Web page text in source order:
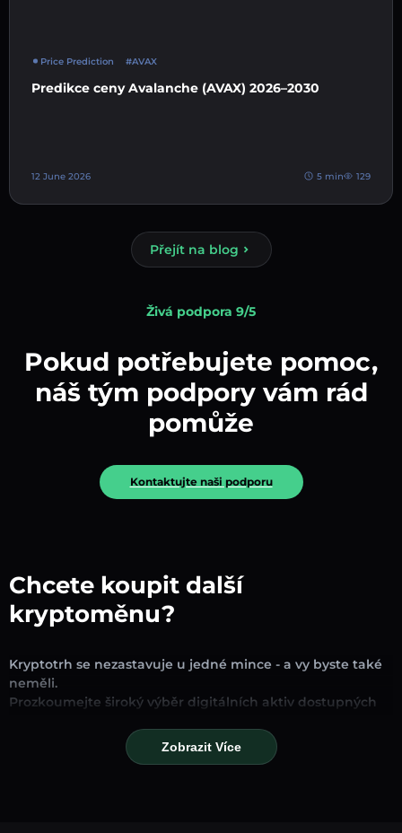
Price Prediction #AVAX
Predikce ceny Avalanche (AVAX) 2026–2030
12 June 2026 5 min 129
Přejít na blog
Živá podpora 9/5
Pokud potřebujete pomoc,
náš tým podpory vám rád
pomůže
Kontaktujte naši podporu
Chcete koupit další
kryptoměnu?
Kryptotrh se nezastavuje u jedné mince - a vy byste také
neměli.
Prozkoumejte široký výběr digitálních aktiv dostupných
hledáte zavedené stablecoiny, slibné altcoiny nebo
trendové nové tokeny, najdete je všechny na jednom
Zobrazit Více